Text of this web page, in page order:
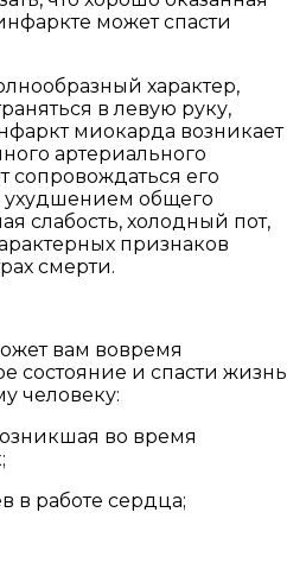
может спасти
характер,
в левую руку,
миокарда возникает
артериального
сопровождаться его
общего
слабость, холодный пот,
признаков
смерти.
вам вовремя
состояние и спасти жизнь
человеку:
во время
в работе сердца;